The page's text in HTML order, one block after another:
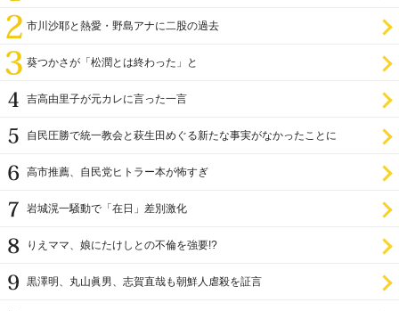
市川沙耶と熱愛・野島アナに二股の過去
葵つかさが「松潤とは終わった」と
吉高由里子が元カレに言った一言
自民圧勝で統一教会と萩生田めぐる新たな事実がなかったことに
高市推薦、自民党ヒトラー本が怖すぎ
岩城滉一騒動で「在日」差別激化
りえママ、娘にたけしとの不倫を強要!?
黒澤明、丸山眞男、志賀直哉も朝鮮人虐殺を証言